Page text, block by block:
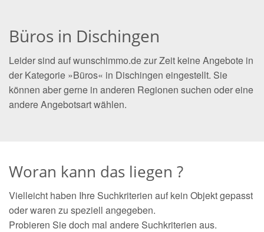
Büros in Dischingen
Leider sind auf wunschimmo.de zur Zeit keine Angebote in
der Kategorie »Büros« in Dischingen eingestellt. Sie
können aber gerne in anderen Regionen suchen oder eine
andere Angebotsart wählen.
Woran kann das liegen ?
Vielleicht haben Ihre Suchkriterien auf kein Objekt gepasst
oder waren zu speziell angegeben.
Probieren Sie doch mal andere Suchkriterien aus.